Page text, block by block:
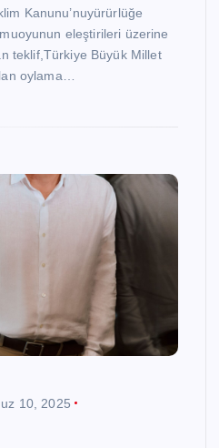
Kanunu’nuyürürlüğe
eleştirileri üzerine
teklif,Türkiye Büyük Millet
oylama…
10, 2025